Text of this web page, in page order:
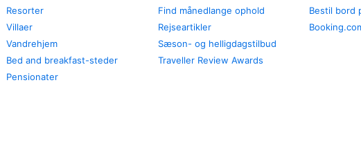
Resorter
Villaer
Vandrehjem
Bed and breakfast-steder
Pensionater
Find månedlange ophold
Rejseartikler
Sæson- og helligdagstilbud
Traveller Review Awards
Bestil bord